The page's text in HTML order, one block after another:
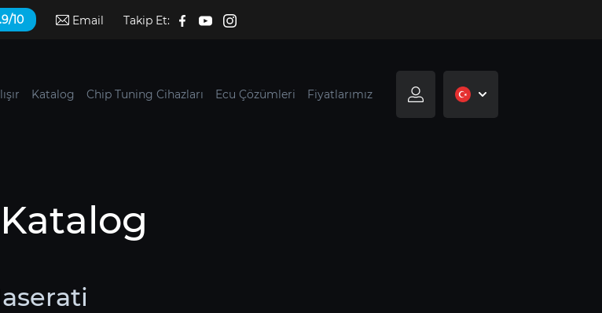
10 Email Takip Et:
Katalog Chip Tuning Cihazları Ecu Çözümleri Fiyatlarımız
Katalog